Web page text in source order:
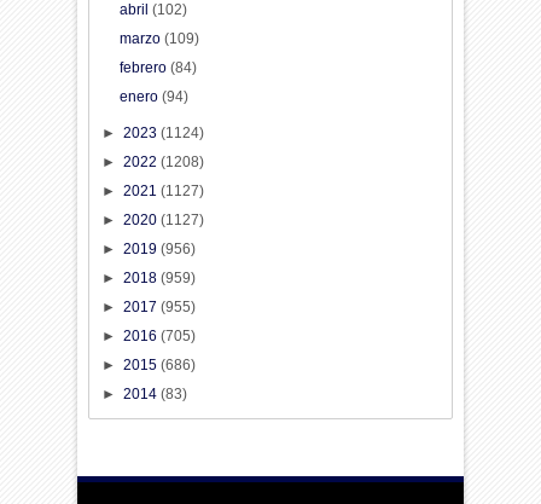
abril (102)
marzo (109)
febrero (84)
enero (94)
►2023(1124)
►2022(1208)
►2021(1127)
►2020(1127)
►2019(956)
►2018(959)
►2017(955)
►2016(705)
►2015(686)
►2014(83)